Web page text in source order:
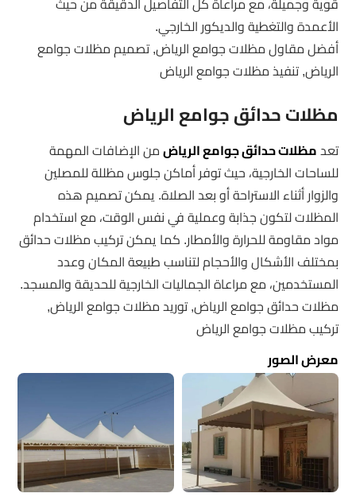
الأعمدة والتغطية والديكور الخارجي.
أفضل مقاول مظلات جوامع الرياض, تصميم مظلات جوامع
الرياض, تنفيذ مظلات جوامع الرياض
مظلات حدائق جوامع الرياض
تعدمظلات حدائق جوامع الرياضمن الإضافات المهمة
للساحات الخارجية، حيث توفر أماكن جلوس مظللة للمصلين
والزوار أثناء الاستراحة أو بعد الصلاة. يمكن تصميم هذه
المظلات لتكون جذابة وعملية في نفس الوقت، مع استخدام
مواد مقاومة للحرارة والأمطار. كما يمكن تركيب مظلات حدائق
بمختلف الأشكال والأحجام لتناسب طبيعة المكان وعدد
المستخدمين، مع مراعاة الجماليات الخارجية للحديقة والمسجد.
مظلات حدائق جوامع الرياض, توريد مظلات جوامع الرياض,
تركيب مظلات جوامع الرياض
معرض الصور